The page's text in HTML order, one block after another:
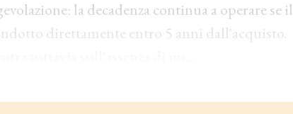
la decadenza continua a operare se il
direttamente entro 5 anni dall'acquisto.